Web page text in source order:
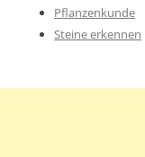
Pflanzenkunde
Steine erkennen